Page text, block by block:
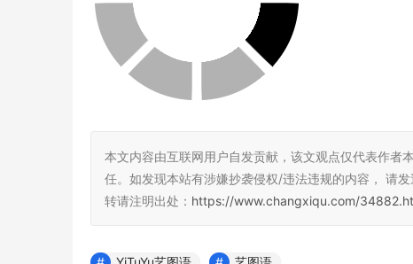
本文内容由互联网用户自发贡献，该文观点仅代表作者
任。如发现本站有涉嫌抄袭侵权/违法违规的内容， 请
转请注明出处： https://www.changxiqu.com/